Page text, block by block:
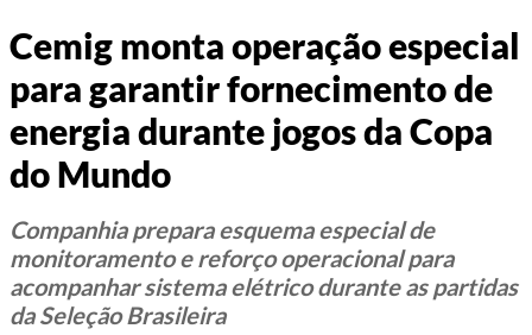
Cemig monta operação especial
para garantir fornecimento de
energia durante jogos da Copa
do Mundo
Companhia prepara esquema especial de
monitoramento e reforço operacional para
acompanhar sistema elétrico durante as partidas
da Seleção Brasileira